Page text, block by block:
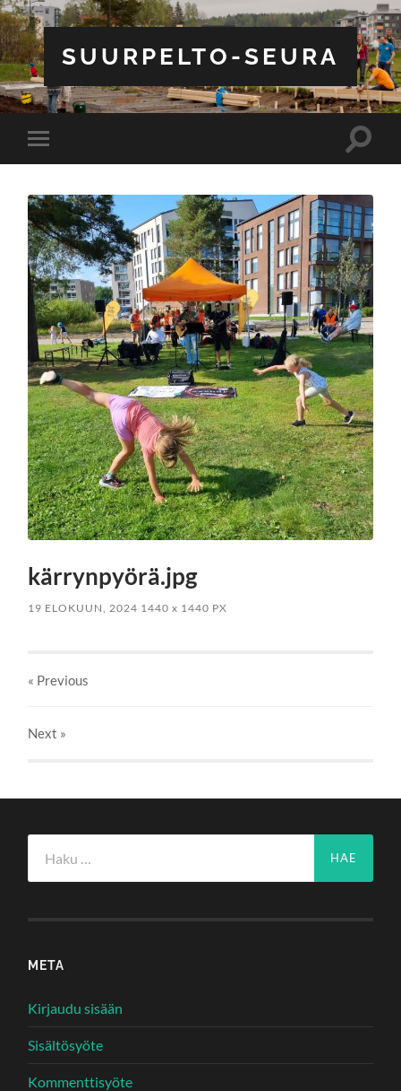
SUURPELTO-SEURA
Toggle
mobile
Toggle
kärrynpyörä.jpg
19 ELOKUUN, 2024 1440x 1440 PX
« Previous
Next »
META
Kirjaudu sisään
Sisältösyöte
Kommenttisyöte